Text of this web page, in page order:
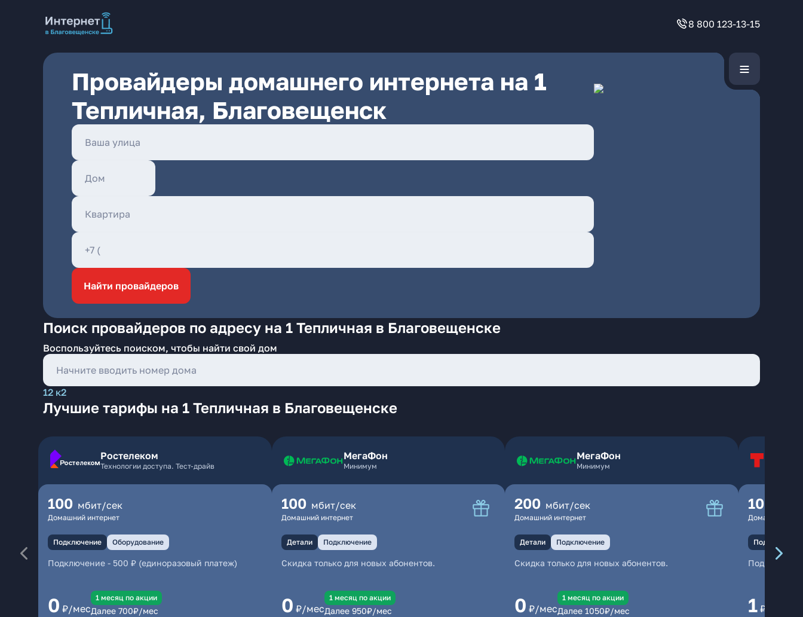
8 800 123-13-15
Провайдеры домашнего интернета на 1
Тепличная, Благовещенск
Найти провайдеров
Поиск провайдеров по адресу на 1 Тепличная в Благовещенске
Воспользуйтесь поиском, чтобы найти свой дом
12 к2
Лучшие тарифы на 1 Тепличная в Благовещенске
Ростелеком
Технологии доступа. Тест-драйв
100 мбит/сек
Домашний интернет
Подключение Оборудование
Подключение - 500 ₽ (единоразовый платеж)
0 ₽/мес
1 месяц по акции
Далее 700₽/мес
МегаФон
Минимум
100 мбит/сек
Домашний интернет
Детали Подключение
Скидка только для новых абонентов.
0 ₽/мес
1 месяц по акции
Далее 950₽/мес
МегаФон
Минимум
200 мбит/сек
Домашний интернет
Детали Подключение
Скидка только для новых абонентов.
0 ₽/мес
1 месяц по акции
Далее 1050₽/мес
100
Домашний
Подключение
1 ₽/мес